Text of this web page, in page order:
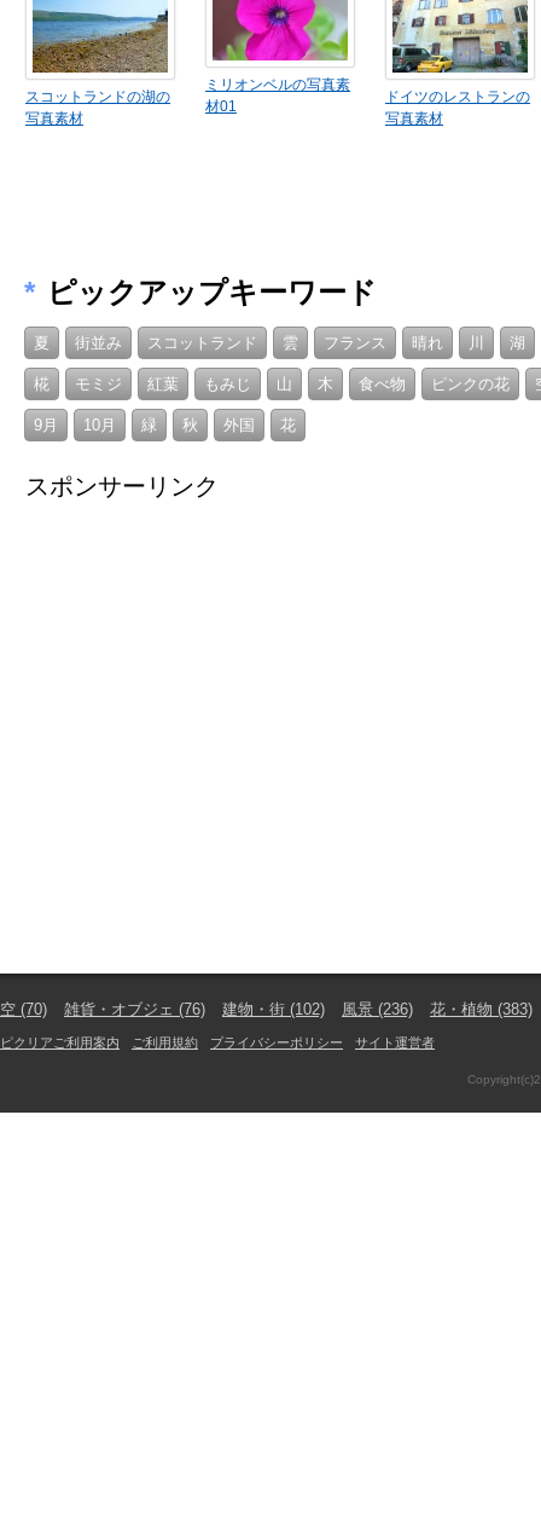
スコットランドの湖の
写真素材
ミリオンベルの写真素
材01
ドイツのレストランの
写真素材
* ピックアップキーワード
夏 街並み スコットランド 雲 フランス 晴れ 川 湖
椛 モミジ 紅葉 もみじ 山 木 食べ物 ピンクの花
9月 10月 緑 秋 外国 花
スポンサーリンク
空 (70) 雑貨・オブジェ (76) 建物・街 (102) 風景 (236) 花・植物 (383)
ピクリアご利用案内 ご利用規約 プライバシーポリシー サイト運営者